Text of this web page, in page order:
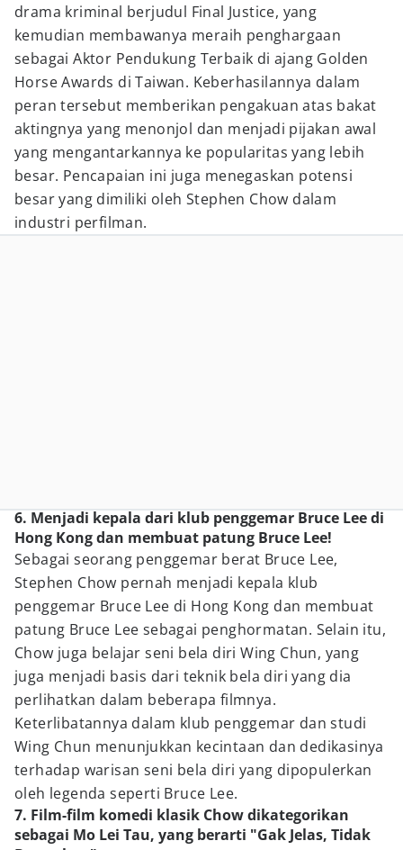
drama kriminal berjudul Final Justice, yang
kemudian membawanya meraih penghargaan
sebagai Aktor Pendukung Terbaik di ajang Golden
Horse Awards di Taiwan. Keberhasilannya dalam
peran tersebut memberikan pengakuan atas bakat
aktingnya yang menonjol dan menjadi pijakan awal
yang mengantarkannya ke popularitas yang lebih
besar. Pencapaian ini juga menegaskan potensi
besar yang dimiliki oleh Stephen Chow dalam
industri perfilman.
6. Menjadi kepala dari klub penggemar Bruce Lee di
Hong Kong dan membuat patung Bruce Lee!
Sebagai seorang penggemar berat Bruce Lee,
Stephen Chow pernah menjadi kepala klub
penggemar Bruce Lee di Hong Kong dan membuat
patung Bruce Lee sebagai penghormatan. Selain itu,
Chow juga belajar seni bela diri Wing Chun, yang
juga menjadi basis dari teknik bela diri yang dia
perlihatkan dalam beberapa filmnya.
Keterlibatannya dalam klub penggemar dan studi
Wing Chun menunjukkan kecintaan dan dedikasinya
terhadap warisan seni bela diri yang dipopulerkan
oleh legenda seperti Bruce Lee.
7. Film-film komedi klasik Chow dikategorikan
sebagai Mo Lei Tau, yang berarti "Gak Jelas, Tidak